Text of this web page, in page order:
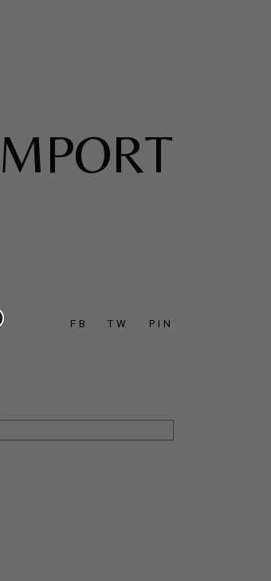
FB TW PIN